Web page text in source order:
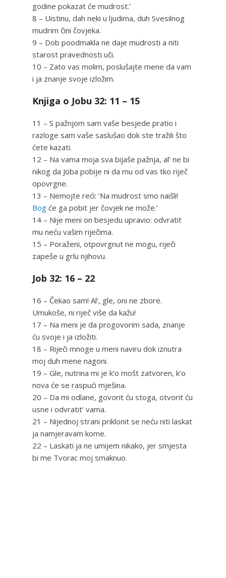
godine pokazat će mudrost.’
8 – Uistinu, dah neki u ljudima, duh Svesilnog
mudrim čini čovjeka.
9 – Dob poodmakla ne daje mudrosti a niti
starost pravednosti uči.
10 – Zato vas molim, poslušajte mene da vam
i ja znanje svoje izložim.
Knjiga o Jobu 32: 11 – 15
11 – S pažnjom sam vaše besjede pratio i
razloge sam vaše saslušao dok ste tražili što
ćete kazati.
12 – Na vama moja sva bijaše pažnja, al’ ne bi
nikog da Joba pobije ni da mu od vas tko riječ
opovrgne.
13 – Nemojte reći: ‘Na mudrost smo naišli!
Bog će ga pobit jer čovjek ne može.’
14 – Nije meni on besjedu upravio: odvratit
mu neću vašim riječima.
15 – Poraženi, otpovrgnut ne mogu, riječi
zapeše u grlu njihovu.
Job 32: 16 – 22
16 – Čekao sam! Al’, gle, oni ne zbore.
Umukoše, ni riječ više da kažu!
17 – Na meni je da progovorim sada, znanje
ću svoje i ja izložiti.
18 – Riječi mnoge u meni naviru dok iznutra
moj duh mene nagoni.
19 – Gle, nutrina mi je k’o mošt zatvoren, k’o
nova će se raspući mješina.
20 – Da mi odlane, govorit ću stoga, otvorit ću
usne i odvratit’ vama.
21 – Nijednoj strani priklonit se neću niti laskat
ja namjeravam kome.
22 – Laskati ja ne umijem nikako, jer smjesta
bi me Tvorac moj smaknuo.